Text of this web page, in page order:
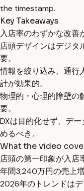
the timestamp.
Key Takeaways
入店率のわずかな改善
店頭デザインはデジタ
要。
情報を絞り込み、通行
計が効果的。
物理的・心理的障壁の
要。
DXは目的化せず、デ
めるべき。
What the video
店頭の第一印象が入店
年間3,240万円の売上増
2026年のトレンドは